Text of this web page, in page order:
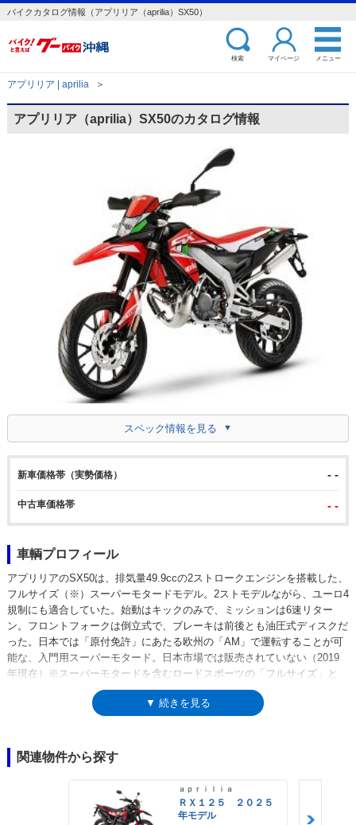
バイクカタログ情報（アプリリア（aprilia）SX50）
検索 マイページ メニュー
アプリリア | aprilia ＞
アプリリア（aprilia）SX50のカタログ情報
スペック情報を見る
新車価格帯（実勢価格） - -
中古車価格帯 - -
車輌プロフィール
アプリリアのSX50は、排気量49.9ccの2ストロークエンジンを搭載した、
フルサイズ（※）スーパーモタードモデル。2ストモデルながら、ユーロ4
規制にも適合していた。始動はキックのみで、ミッションは6速リター
ン。フロントフォークは倒立式で、ブレーキは前後とも油圧式ディスクだ
った。日本では「原付免許」にあたる欧州の「AM」で運転することが可
能な、入門用スーパーモタード。日本市場では販売されていない（2019
年現在）※スーパーモタードを含むロードスポーツの「フルサイズ」と
は、ホイールサイズが前後とも17インチ以上であることを意味
▼ 続きを見る
関連物件から探す
ａｐｒｉｌｉａ
ＲＸ１２５ ２０２５
年モデル